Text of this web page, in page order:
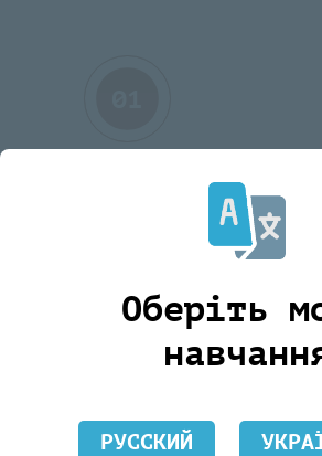
частыми запросами клиентов
Оберіть
РУССКИЙ